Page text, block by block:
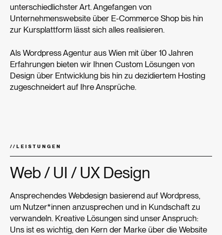
unterschiedlichster Art. Angefangen von
Unternehmenswebsite über E-Commerce Shop bis hin
zur Kursplattform lässt sich alles realisieren.
Als Wordpress Agentur aus Wien mit über 10 Jahren
Erfahrungen bieten wir Ihnen Custom Lösungen von
Design über Entwicklung bis hin zu dezidiertem Hosting
zugeschneidert auf Ihre Ansprüche.
// LEISTUNGEN
Web / UI / UX Design
Ansprechendes Webdesign basierend auf Wordpress,
um Nutzer*innen anzusprechen und in Kundschaft zu
verwandeln. Kreative Lösungen sind unser Anspruch:
Uns ist es wichtig, den Kern der Marke über die Website